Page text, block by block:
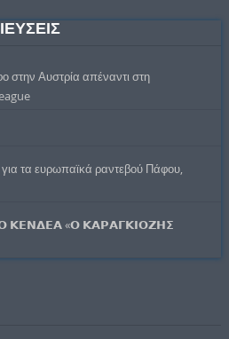
στην Αυστρία απέναντι στη
τα ευρωπαϊκά ραντεβού Πάφου,
𝝟𝝚𝝢𝝙𝝚𝝖 «𝝤 𝝟𝝖𝝦𝝖𝝘𝝟𝝞𝝤𝝛𝝜𝝨